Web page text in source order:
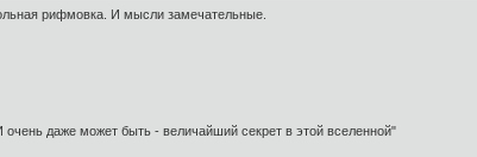
рифмовка. И мысли замечательные.
даже может быть - величайший секрет в этой вселенной"